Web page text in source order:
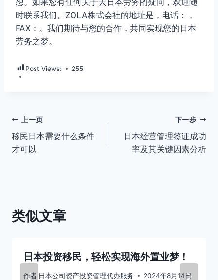
时联系我们。ZOLA株式会社的地址是，电话：，
FAX：。我们期待与您的合作，共同实现您的日本
劳务之梦。
Post Views: 255
文
章
上一页
移民日本需要什么条件
才可以
下一步
日本经营管理签证成功
率及其关键因素分析
类似文章
日本投资移民，轻松实现海外置业梦！
作者 日本公司资产投资管理代办服务 2024年8月14日